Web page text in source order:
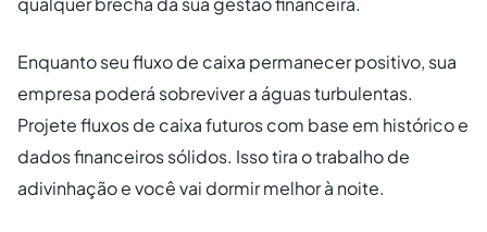
Enquanto seu fluxo de caixa permanecer positivo, sua
empresa poderá sobreviver a águas turbulentas.
Projete fluxos de caixa futuros com base em histórico e
dados financeiros sólidos. Isso tira o trabalho de
adivinhação e você vai dormir melhor à noite.